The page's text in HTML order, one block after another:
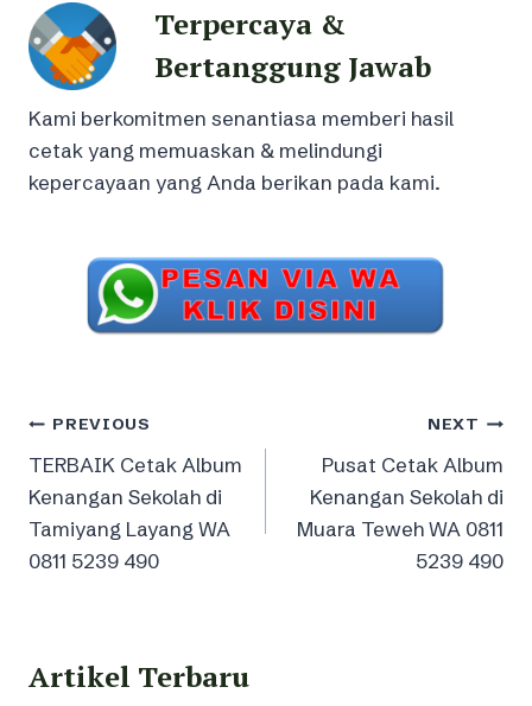
Terpercaya &
Bertanggung Jawab
Kami berkomitmen senantiasa memberi hasil
cetak yang memuaskan & melindungi
kepercayaan yang Anda berikan pada kami.
Post
navigation
PREVIOUS
TERBAIK Cetak Album
Kenangan Sekolah di
Tamiyang Layang WA
0811 5239 490
NEXT
Pusat Cetak Album
Kenangan Sekolah di
Muara Teweh WA 0811
5239 490
Artikel Terbaru